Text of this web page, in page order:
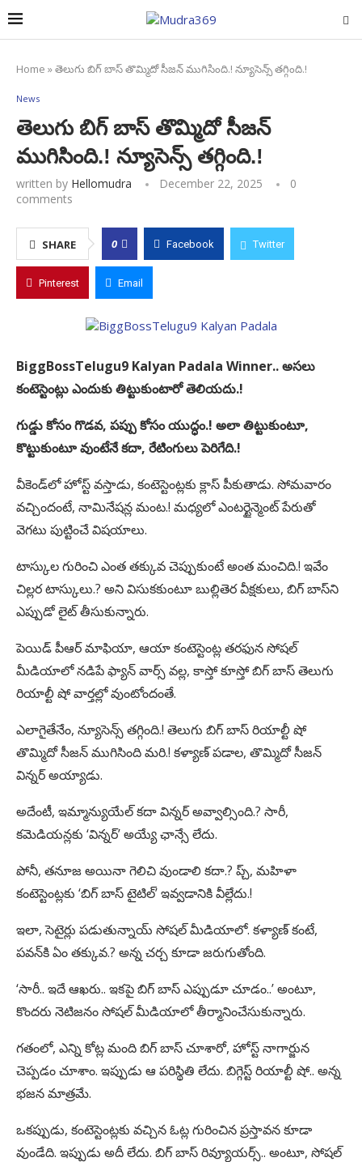
Home »తెలుగు బిగ్ బాస్ తొమ్మిదో సీజన్ ముగిసింది.! న్యూసెన్స్ తగ్గింది.!
News
తెలుగు బిగ్ బాస్ తొమ్మిదో సీజన్
ముగిసింది.! న్యూసెన్స్ తగ్గింది.!
written by Hellomudra December 22, 2025
0
comments
SHARE 0 Facebook Twitter
Pinterest Email
BiggBossTelugu9 Kalyan Padala Winner.. అసలు
కంటెస్టెంట్లు ఎందుకు తిట్టుకుంటారో తెలియదు.!
గుడ్డు కోసం గొడవ, పప్పు కోసం యుద్ధం.! అలా తిట్టుకుంటూ,
కొట్టుకుంటూ వుంటేనే కదా, రేటింగులు పెరిగేది.!
వీకెండ్‌లో హోస్ట్ వస్తాడు, కంటెస్టెంట్లకు క్లాస్ పీకుతాడు. సోమవారం
వచ్చిందంటే, నామినేషన్ల మంట.! మధ్యలో ఎంటర్టైన్మెంట్ పేరుతో
వెగటు పుట్టించే విషయాలు.
టాస్కుల గురించి ఎంత తక్కువ చెప్పుకుంటే అంత మంచిది.! ఇవేం
చిల్లర టాస్కులు.? అని విసుకకుంటూ బుల్లితెర వీక్షకులు, బిగ్ బాస్‌ని
ఎప్పుడో లైట్ తీసుకున్నారు.
పెయిడ్ పీఆర్ మాఫియా, ఆయా కంటెస్టెంట్ల తరఫున సోషల్
మీడియాలో నడిపే ఫ్యాన్ వార్స్ వల్ల, కాస్తో కూస్తో బిగ్ బాస్ తెలుగు
రియాల్టీ షో వార్తల్లో వుంటోందంతే.
ఎలాగైతేనేం, న్యూసెన్స్ తగ్గింది.! తెలుగు బిగ్ బాస్ రియాల్టీ షో
తొమ్మిదో సీజన్ ముగిసింది మరి.! కళ్యాణ్ పడాల, తొమ్మిదో సీజన్
విన్నర్ అయ్యాడు.
అదేంటీ, ఇమ్మాన్యుయేల్ కదా విన్నర్ అవ్వాల్సింది.? సారీ,
కమెడియన్లకు ‘విన్నర్’ అయ్యే ఛాన్సే లేదు.
పోనీ, తనూజ అయినా గెలిచి వుండాలి కదా.? ప్చ్, మహిళా
కంటెస్టెంట్లకు ‘బిగ్ బాస్ టైటిల్’ ఇవ్వడానికి వీల్లేదు.!
ఇలా, సెటైర్లు పడుతున్నాయ్ సోషల్ మీడియాలో. కళ్యాణ్ కంటే,
పవన్‌కి ఏం తక్కువ.? అన్న చర్చ కూడా జరుగుతోంది.
‘సారీ.. ఇదే ఆఖరు.. ఇకపై బిగ్ బాస్ ఎప్పుడూ చూడం..’ అంటూ,
కొందరు నెటిజనం సోషల్ మీడియాలో తీర్మానించేసుకున్నారు.
గతంలో, ఎన్ని కోట్ల మంది బిగ్ బాస్ చూశారో, హోస్ట్ నాగార్జున
చెప్పడం చూశాం. ఇప్పుడు ఆ పరిస్థితి లేదు. బిగ్గెస్ట్ రియాల్టీ షో.. అన్న
భజన మాత్రమే.
ఒకప్పుడు, కంటెస్టెంట్లకు వచ్చిన ఓట్ల గురించిన ప్రస్తావన కూడా
వుండేది. ఇప్పుడు అదీ లేదు. బిగ్ బాస్ రివ్యూయర్స్.. అంటూ, సోషల్